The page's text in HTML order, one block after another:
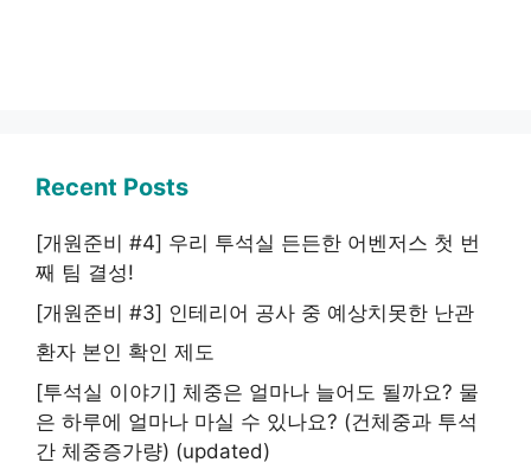
Recent Posts
[개원준비 #4] 우리 투석실 든든한 어벤저스 첫 번
째 팀 결성!
[개원준비 #3] 인테리어 공사 중 예상치못한 난관
환자 본인 확인 제도
[투석실 이야기] 체중은 얼마나 늘어도 될까요? 물
은 하루에 얼마나 마실 수 있나요? (건체중과 투석
간 체중증가량) (updated)